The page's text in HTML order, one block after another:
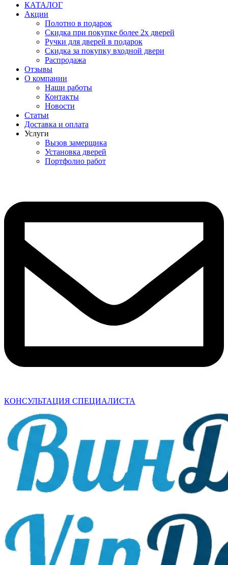
КАТАЛОГ
Акции
Полотно в подарок
Скидка при покупке более 2х дверей
Ручки для дверей в подарок
Скидка за покупку входной двери
Распродажа
Отзывы
О компании
Наши работы
Контакты
Новости
Статьи
Доставка и оплата
Услуги
Вызов замерщика
Установка дверей
Портфолио работ
КОНСУЛЬТАЦИЯ СПЕЦИАЛИСТА